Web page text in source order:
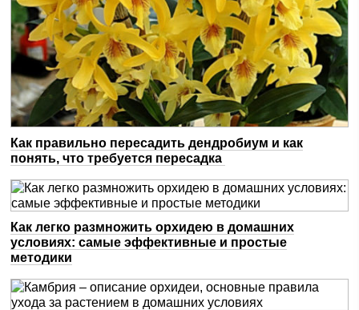
Как правильно пересадить дендробиум и как
понять, что требуется пересадка
Как легко размножить орхидею в домашних
условиях: самые эффективные и простые
методики